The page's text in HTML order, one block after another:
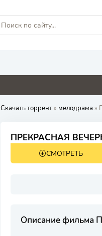
5.2 0
Скачать торрент» мелодрама »
ПРЕКРАСНАЯ
1 сезон 12 серияСМОТРЕТЬ1
Описание фильма